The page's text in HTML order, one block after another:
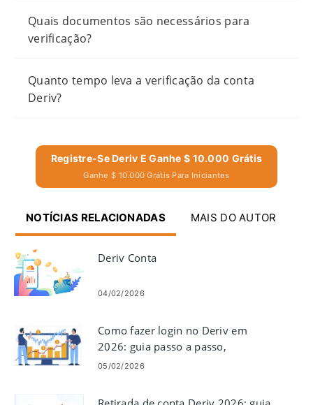
Quais documentos são necessários para
verificação?
Quanto tempo leva a verificação da conta
Deriv?
Registre-Se Deriv E Ganhe $ 10.000 Grátis
Ganhe $ 10.000 Grátis Para Iniciantes
NOTÍCIAS RELACIONADAS MAIS DO AUTOR
Deriv Conta
04/02/2026
Como fazer login no Deriv em
2026: guia passo a passo,
problemas comuns de login e
05/02/2026